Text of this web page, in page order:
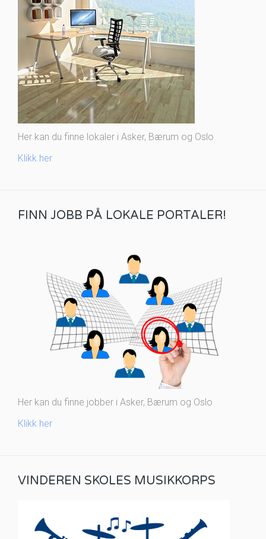
Her kan du finne lokaler i Asker, Bærum og Oslo
Klikk her
FINN JOBB PÅ LOKALE PORTALER!
Her kan du finne jobber i Asker, Bærum og Oslo
Klikk her
VINDEREN SKOLES MUSIKKORPS